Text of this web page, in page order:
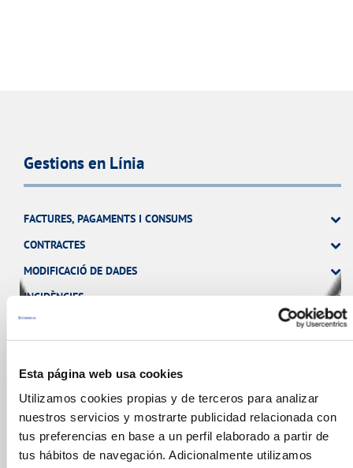
Esta página web usa cookies
Utilizamos cookies propias y de terceros para analizar
nuestros servicios y mostrarte publicidad relacionada con
tus preferencias en base a un perfil elaborado a partir de
tus hábitos de navegación. Adicionalmente utilizamos
Gestions en Línia
FACTURES, PAGAMENTS I CONSUMS
CONTRACTES
MODIFICACIÓ DE DADES
INCIDÈNCIES
TOTES LES GESTIONS
El Teu Servei